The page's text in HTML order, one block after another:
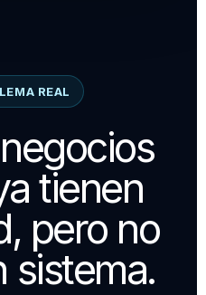
REAL
tienen
pero no
sistema.